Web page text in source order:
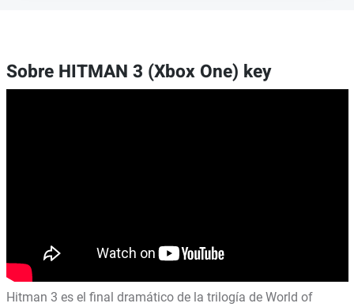
Sobre HITMAN 3 (Xbox One) key
Hitman 3 es el final dramático de la trilogía de World of